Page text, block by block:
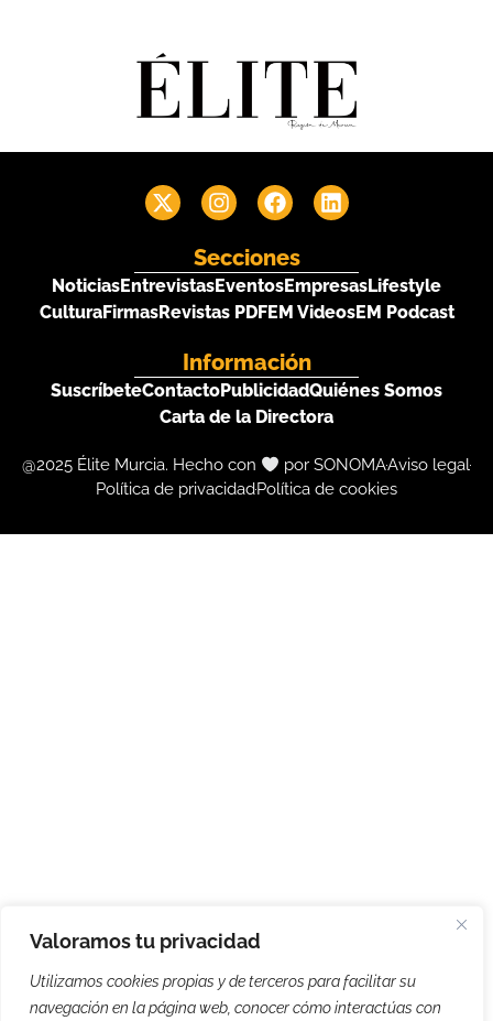
Valoramos tu privacidad
Utilizamos cookies propias y de terceros para facilitar su
navegación en la página web, conocer cómo interactúas con
Secciones
NoticiasEntrevistasEventosEmpresasLifestyle
CulturaFirmasRevistas PDFEM VideosEM Podcast
Información
SuscríbeteContactoPublicidadQuiénes Somos
Carta de la Directora
@2025 Élite Murcia. Hecho con por SONOMAAviso legal
Política de privacidadPolítica de cookies